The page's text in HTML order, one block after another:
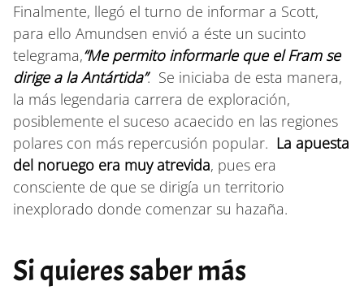
Finalmente, llegó el turno de informar a Scott,
para ello Amundsen envió a éste un sucinto
telegrama,“Me permito informarle que el Fram se
dirige a la Antártida”. Se iniciaba de esta manera,
la más legendaria carrera de exploración,
posiblemente el suceso acaecido en las regiones
polares con más repercusión popular. La apuesta
del noruego era muy atrevida, pues era
consciente de que se dirigía un territorio
inexplorado donde comenzar su hazaña.
Si quieres saber más